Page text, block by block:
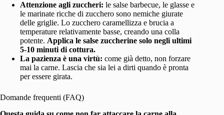
Attenzione agli zuccheri: le salse barbecue, le glasse e
le marinate ricche di zucchero sono nemiche giurate
delle griglie. Lo zucchero caramellizza e brucia a
temperature relativamente basse, creando una colla
potente. Applica le salse zuccherine solo negli ultimi
5-10 minuti di cottura.
La pazienza è una virtù: come già detto, non forzare
mai la carne. Lascia che sia lei a dirti quando è pronta
per essere girata.
Domande frequenti (FAQ)